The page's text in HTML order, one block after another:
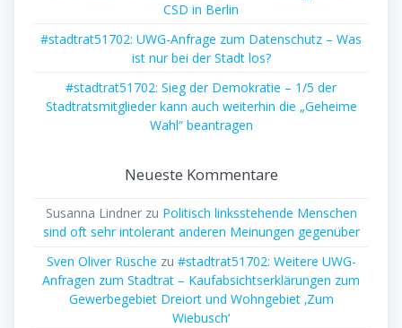
CSD in Berlin
#stadtrat51702: UWG-Anfrage zum Datenschutz – Was
ist nur bei der Stadt los?
#stadtrat51702: Sieg der Demokratie – 1/5 der
Stadtratsmitglieder kann auch weiterhin die „Geheime
Wahl“ beantragen
Neueste Kommentare
Susanna Lindnerzu Politisch linksstehende Menschen
sind oft sehr intolerant anderen Meinungen gegenüber
Sven Oliver Rüsche zu #stadtrat51702: Weitere UWG-
Anfragen zum Stadtrat – Kaufabsichtserklärungen zum
Gewerbegebiet Dreiort und Wohngebiet ‚Zum
Wiebusch‘